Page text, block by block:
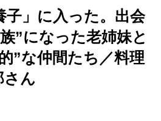
子」に入った。出会
”になった老姉妹と
”な仲間たち／料理
さん